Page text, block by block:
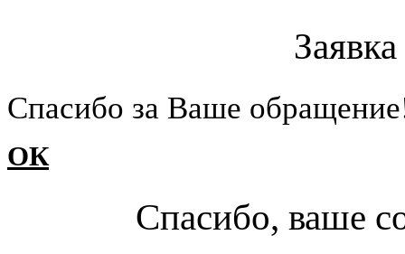
Cпасибо за Ваше
ОК
Спасибо, ваше